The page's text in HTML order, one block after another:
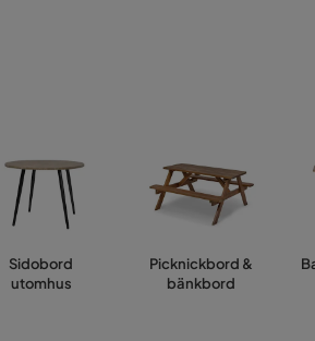
Sidobord
utomhus
Picknickbord &
bänkbord